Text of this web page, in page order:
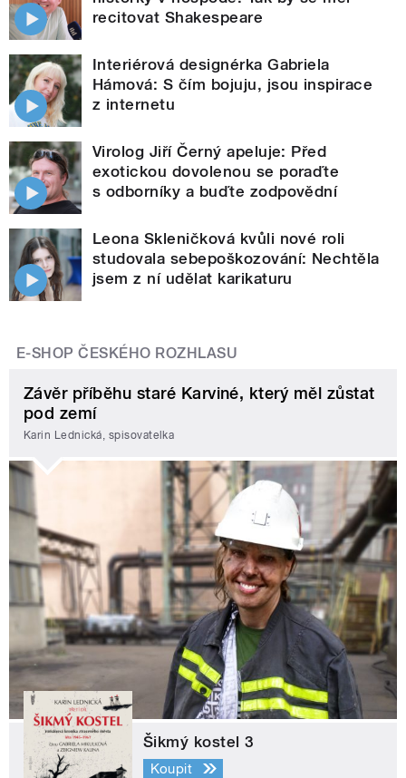
recitovat Shakespeare
Interiérová designérka Gabriela
Hámová: S čím bojuju, jsou inspirace
z internetu
Virolog Jiří Černý apeluje: Před
exotickou dovolenou se poraďte
s odborníky a buďte zodpovědní
Leona Skleničková kvůli nové roli
studovala sebepoškozování: Nechtěla
jsem z ní udělat karikaturu
E-SHOP ČESKÉHO ROZHLASU
Závěr příběhu staré Karviné, který měl zůstat
pod zemí
Karin Lednická, spisovatelka
Šikmý kostel 3
Koupit